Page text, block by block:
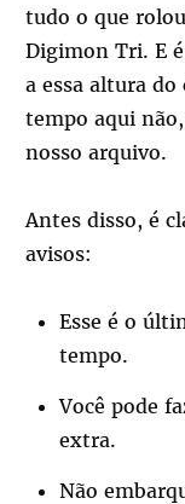
tudo o que
Digimon Tri. E
a essa altura
tempo aqui
nosso arquivo.
Antes disso, é
avisos:
Esse é o
tempo.
Você pode
extra.
Não